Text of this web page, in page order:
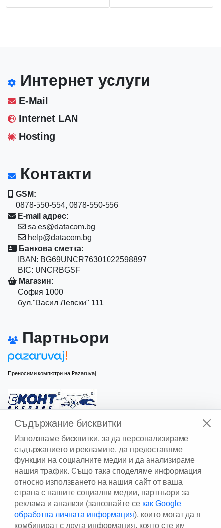
Интернет услуги
E-Mail
Internet LAN
Hosting
Контакти
GSM:
0878-550-554, 0878-550-556
E-mail адрес:
sales@datacom.bg
help@datacom.bg
Банкова сметка:
IBAN: BG69UNCR76301022598897
BIC: UNCRBGSF
Магазин:
София 1000
бул."Васил Левски" 111
Партньори
Преносими компютри на Pazaruvaj
Изчисли доставката с Еконт
Изчисли доставката със Спиди
Facebook
Съдържание бисквитки
Използваме бисквитки, за да персонализираме
съдържанието и рекламите, да предоставяме
функции на социалните медии и да анализираме
нашия трафик. Също така споделяме информация
относно използването на нашия сайт от ваша
страна с нашите социални медии, партньори за
реклама и анализи (запознайте се как Google
обработва личната информация), които могат да я
комбинират с друга информация, която сте им